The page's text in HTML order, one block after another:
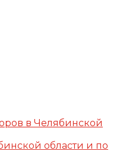
в Челябинской
области и по